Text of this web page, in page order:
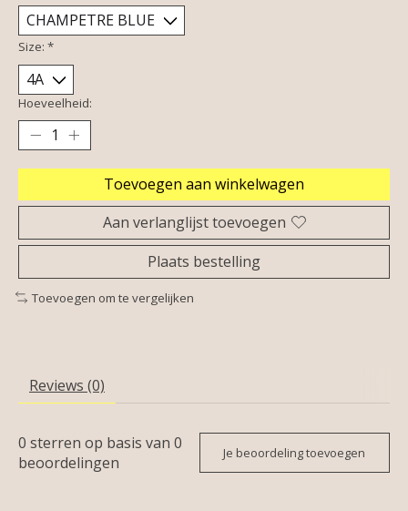
Size: *
Hoeveelheid:
Toevoegen aan winkelwagen
Aan verlanglijst toevoegen
Plaats bestelling
Toevoegen om te vergelijken
Reviews (0)
0 sterren op basis van 0
beoordelingen
Je beoordeling toevoegen